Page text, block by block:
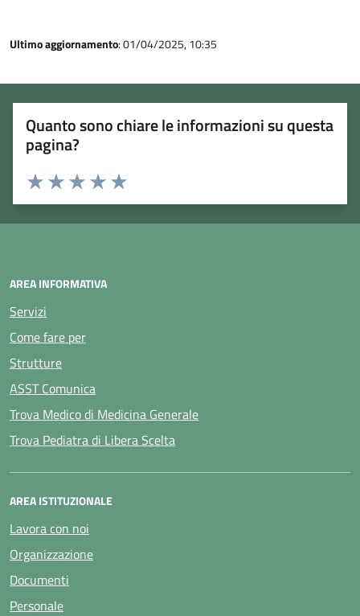
Ultimo aggiornamento: 01/04/2025, 10:35
Quanto sono chiare le informazioni su questa
pagina?
Rating:
Valuta 5 stelle su 5
Valuta 4 stelle su 5
Valuta 3 stelle su 5
Valuta 2 stelle su 5
Valuta 1 stelle su 5
AREA INFORMATIVA
Servizi
Come fare per
Strutture
ASST Comunica
Trova Medico di Medicina Generale
Trova Pediatra di Libera Scelta
AREA ISTITUZIONALE
Lavora con noi
Organizzazione
Documenti
Personale